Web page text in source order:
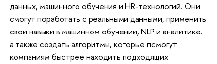
данных, машинного обучения и HR-технологий. Они
смогут поработать с реальными данными, применить
свои навыки в машинном обучении, NLP и аналитике,
а также создать алгоритмы, которые помогут
компаниям быстрее находить подходящих